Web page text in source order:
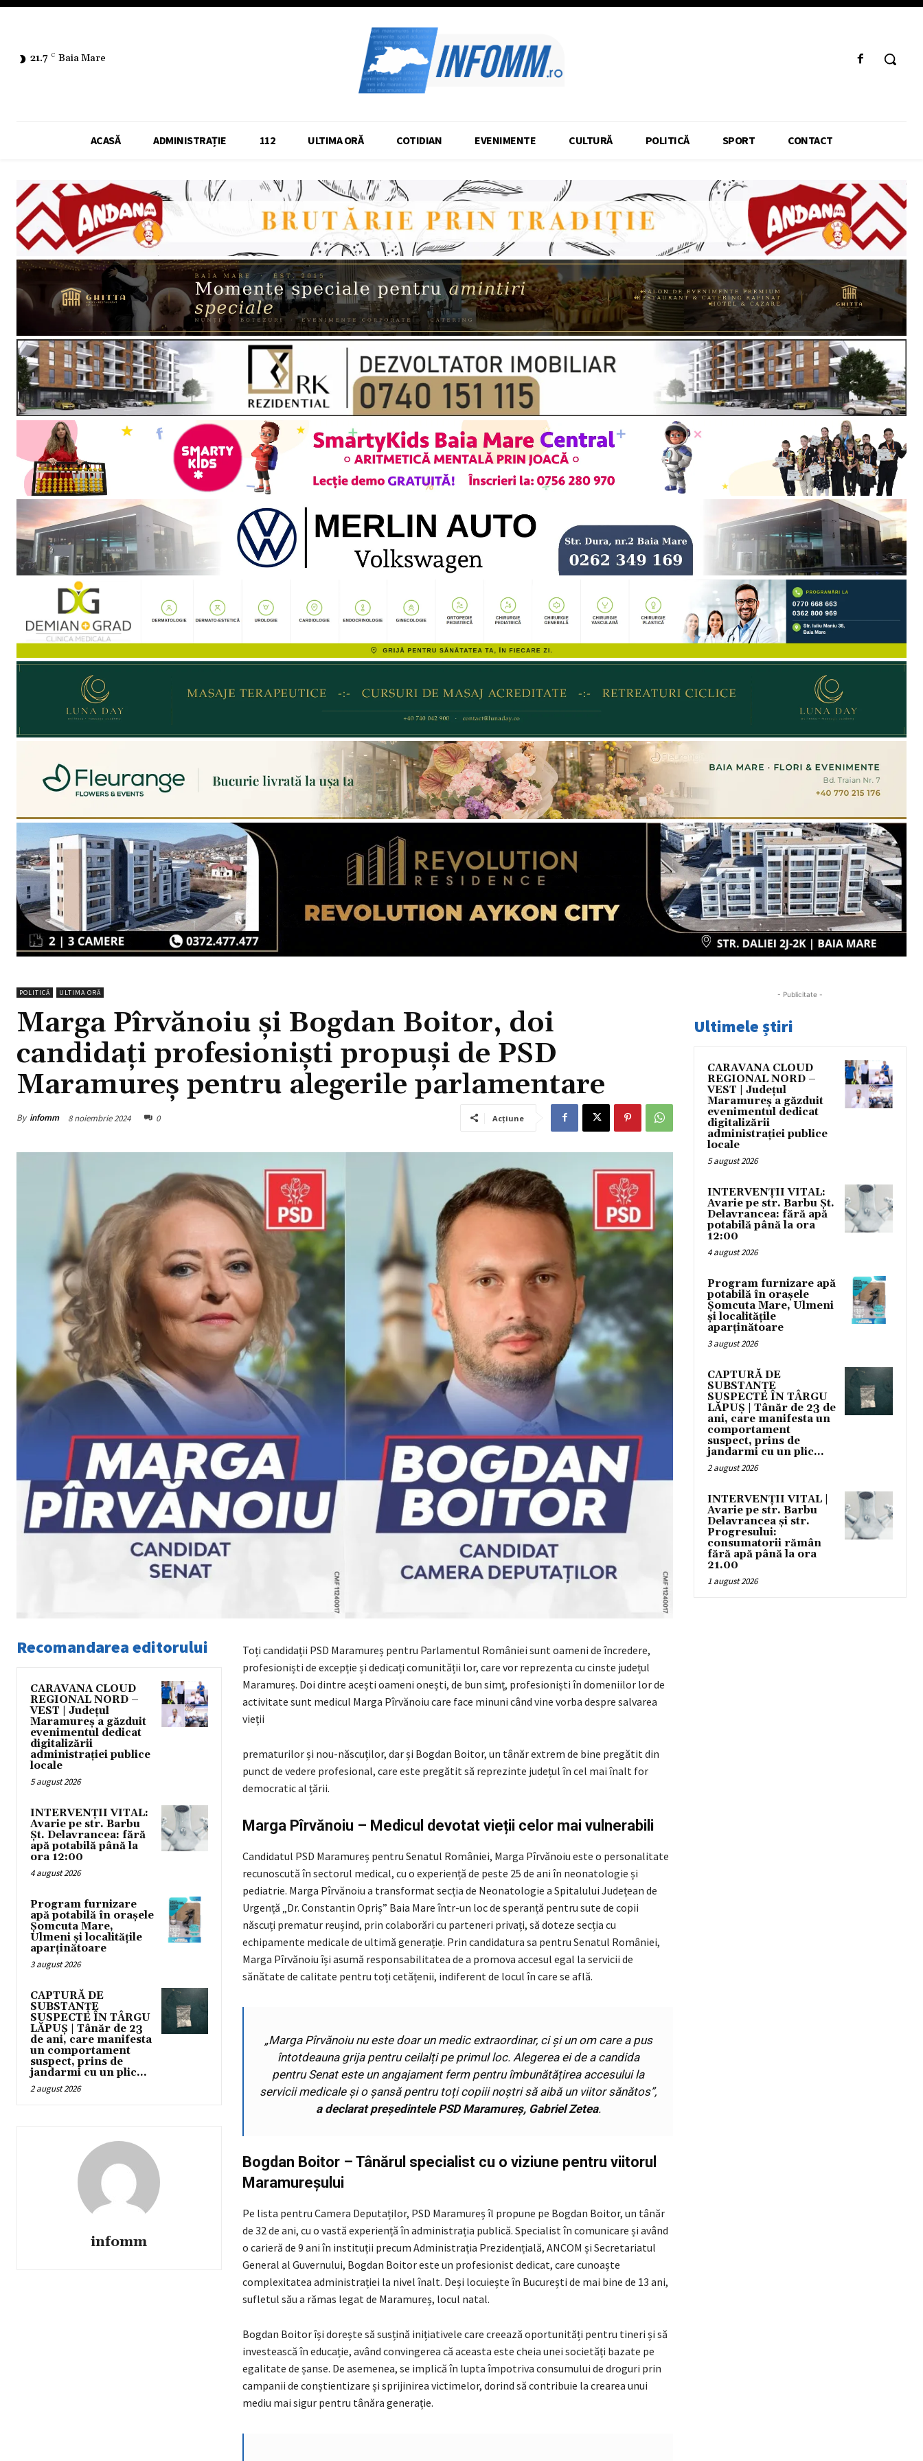
21.7 C Baia Mare
ACASĂ ADMINISTRAȚIE 112 ULTIMA ORĂ COTIDIAN EVENIMENTE CULTURĂ POLITICĂ SPORT CONTACT
POLITICĂ ULTIMA ORĂ
Marga Pîrvănoiu și Bogdan Boitor, doi
candidați profesioniști propuși de PSD
Maramureș pentru alegerile parlamentare
By infomm 8 noiembrie 2024 0 Acțiune
Recomandarea editorului
CARAVANA CLOUD
REGIONAL NORD –
VEST | Județul
Maramureș a găzduit
evenimentul dedicat
digitalizării
administrației publice
locale
5 august 2026
INTERVENȚII VITAL:
Avarie pe str. Barbu
Șt. Delavrancea: fără
apă potabilă până la
ora 12:00
4 august 2026
Program furnizare
apă potabilă în orașele
Șomcuta Mare,
Ulmeni și localitățile
aparținătoare
3 august 2026
CAPTURĂ DE
SUBSTANȚE
SUSPECTE ÎN TÂRGU
LĂPUȘ | Tânăr de 23
de ani, care manifesta
un comportament
suspect, prins de
jandarmi cu un plic...
2 august 2026
infomm
Toți candidații PSD Maramureș pentru Parlamentul României sunt oameni de încredere,
profesioniști de excepție și dedicați comunității lor, care vor reprezenta cu cinste județul
Maramureș. Doi dintre acești oameni onești, de bun simț, profesioniști în domeniilor lor de
activitate sunt medicul Marga Pîrvănoiu care face minuni când vine vorba despre salvarea
vieții
prematurilor și nou-născuților, dar și Bogdan Boitor, un tânăr extrem de bine pregătit din
punct de vedere profesional, care este pregătit să reprezinte județul în cel mai înalt for
democratic al țării.
Marga Pîrvănoiu – Medicul devotat vieții celor mai vulnerabili
Candidatul PSD Maramureș pentru Senatul României, Marga Pîrvănoiu este o personalitate
recunoscută în sectorul medical, cu o experiență de peste 25 de ani în neonatologie și
pediatrie. Marga Pîrvănoiu a transformat secția de Neonatologie a Spitalului Județean de
Urgență „Dr. Constantin Opriș” Baia Mare într-un loc de speranță pentru sute de copii
născuți prematur reușind, prin colaborări cu parteneri privați, să doteze secția cu
echipamente medicale de ultimă generație. Prin candidatura sa pentru Senatul României,
Marga Pîrvănoiu își asumă responsabilitatea de a promova accesul egal la servicii de
sănătate de calitate pentru toți cetățenii, indiferent de locul în care se află.
„Marga Pîrvănoiu nu este doar un medic extraordinar, ci și un om care a pus
întotdeauna grija pentru ceilalți pe primul loc. Alegerea ei de a candida
pentru Senat este un angajament ferm pentru îmbunătățirea accesului la
servicii medicale și o șansă pentru toți copiii noștri să aibă un viitor sănătos”,
a declarat președintele PSD Maramureș, Gabriel Zetea.
Bogdan Boitor – Tânărul specialist cu o viziune pentru viitorul
Maramureșului
Pe lista pentru Camera Deputaților, PSD Maramureș îl propune pe Bogdan Boitor, un tânăr
de 32 de ani, cu o vastă experiență în administrația publică. Specialist în comunicare și având
o carieră de 9 ani în instituții precum Administrația Prezidențială, ANCOM și Secretariatul
General al Guvernului, Bogdan Boitor este un profesionist dedicat, care cunoaște
complexitatea administrației la nivel înalt. Deși locuiește în București de mai bine de 13 ani,
sufletul său a rămas legat de Maramureș, locul natal.
Bogdan Boitor își dorește să susțină inițiativele care creează oportunități pentru tineri și să
investească în educație, având convingerea că aceasta este cheia unei societăți bazate pe
egalitate de șanse. De asemenea, se implică în lupta împotriva consumului de droguri prin
campanii de conștientizare și sprijinirea victimelor, dorind să contribuie la crearea unui
mediu mai sigur pentru tânăra generație.
- Publicitate -
Ultimele știri
CARAVANA CLOUD
REGIONAL NORD –
VEST | Județul
Maramureș a găzduit
evenimentul dedicat
digitalizării
administrației publice
locale
5 august 2026
INTERVENȚII VITAL:
Avarie pe str. Barbu Șt.
Delavrancea: fără apă
potabilă până la ora
12:00
4 august 2026
Program furnizare apă
potabilă în orașele
Șomcuta Mare, Ulmeni
și localitățile
aparținătoare
3 august 2026
CAPTURĂ DE
SUBSTANȚE
SUSPECTE ÎN TÂRGU
LĂPUȘ | Tânăr de 23 de
ani, care manifesta un
comportament
suspect, prins de
jandarmi cu un plic...
2 august 2026
INTERVENȚII VITAL |
Avarie pe str. Barbu
Delavrancea și str.
Progresului:
consumatorii rămân
fără apă până la ora
21.00
1 august 2026